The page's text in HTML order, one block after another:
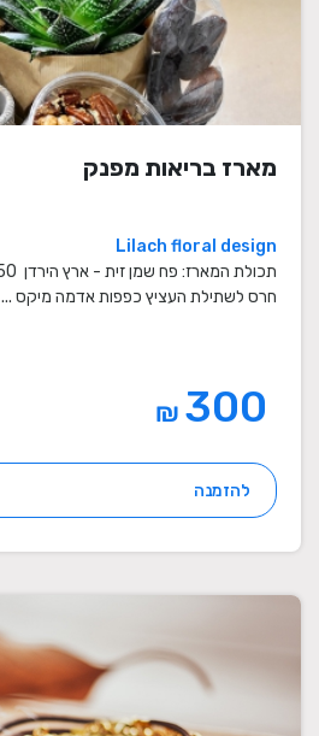
מארז בריאות מפנק
Lilach floral design
חרס לשתילת העציץ כפפות אדמה מיקס ...
₪
להזמנה